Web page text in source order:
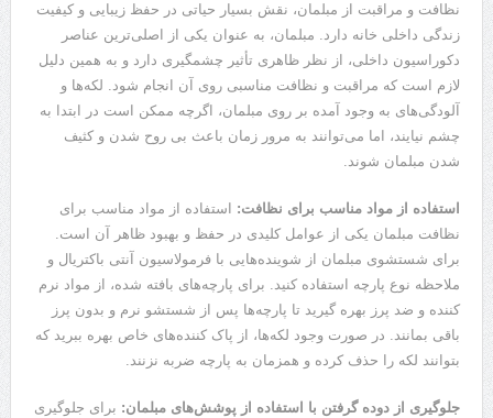
نظافت و مراقبت از مبلمان، نقش بسیار حیاتی در حفظ زیبایی و کیفیت
زندگی داخلی خانه دارد. مبلمان، به عنوان یکی از اصلی‌ترین عناصر
دکوراسیون داخلی، از نظر ظاهری تأثیر چشمگیری دارد و به همین دلیل
لازم است که مراقبت و نظافت مناسبی روی آن انجام شود. لکه‌ها و
آلودگی‌های به وجود آمده بر روی مبلمان، اگرچه ممکن است در ابتدا به
چشم نیایند، اما می‌توانند به مرور زمان باعث بی روح شدن و کثیف
شدن مبلمان شوند.
استفاده از مواد مناسب برای نظافت:
استفاده از مواد مناسب برای
نظافت مبلمان یکی از عوامل کلیدی در حفظ و بهبود ظاهر آن است.
برای شستشوی مبلمان از شوینده‌هایی با فرمولاسیون آنتی باکتریال و
ملاحظه نوع پارچه استفاده کنید. برای پارچه‌های بافته شده، از مواد نرم
کننده و ضد پرز بهره گیرید تا پارچه‌ها پس از شستشو نرم و بدون پرز
باقی بمانند. در صورت وجود لکه‌ها، از پاک کننده‌های خاص بهره ببرید که
بتوانند لکه را حذف کرده و همزمان به پارچه ضربه نزنند.
جلوگیری از دوده گرفتن با استفاده از پوشش‌های مبلمان: برای جلوگیری